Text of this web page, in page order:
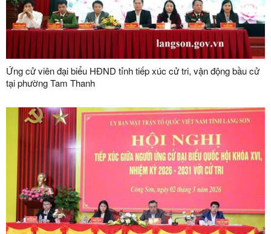
Ứng cử viên đại biểu HĐND tỉnh tiếp xúc cử tri, vận động bầu cử
tại phường Tam Thanh